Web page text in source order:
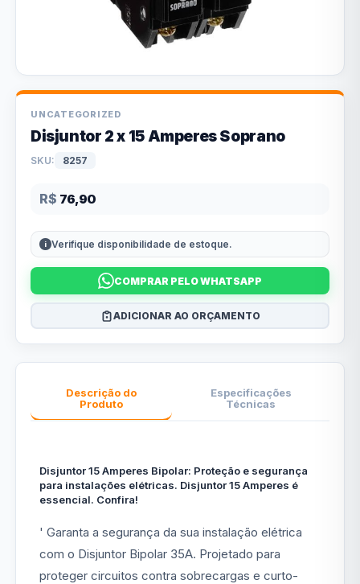
UNCATEGORIZED
Disjuntor 2 x 15 Amperes Soprano
SKU: 8257
R$ 76,90
Verifique disponibilidade de estoque.
COMPRAR PELO WHATSAPP
ADICIONAR AO ORÇAMENTO
Descrição do
Produto
Especificações
Técnicas
Disjuntor 15 Amperes Bipolar: Proteção e segurança
para instalações elétricas. Disjuntor 15 Amperes é
essencial. Confira!
' Garanta a segurança da sua instalação elétrica
com o Disjuntor Bipolar 35A. Projetado para
proteger circuitos contra sobrecargas e curto-